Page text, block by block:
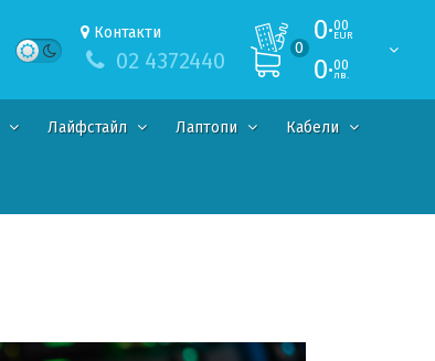
Контакти
02 4372440 0
0·00
EUR
0·00
лв.
Лайфстайл Лаптопи Кабели